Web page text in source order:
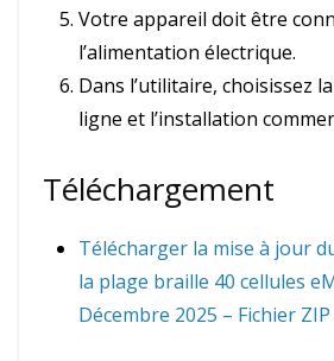
Votre appareil doit être
l’alimentation électrique.
Dans l’utilitaire, choisissez
ligne et l’installation
Téléchargement
Télécharger la mise à jour
la plage braille 40 cellules
Décembre 2025 – Fichier ZIP